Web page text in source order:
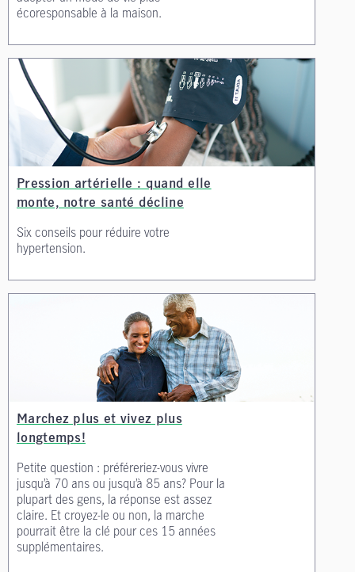
écoresponsable à la maison.
Pression artérielle : quand elle
monte, notre santé décline
Six conseils pour réduire votre
hypertension.
Marchez plus et vivez plus
longtemps!
Petite question : préféreriez-vous vivre
jusqu’à 70 ans ou jusqu’à 85 ans? Pour la
plupart des gens, la réponse est assez
claire. Et croyez-le ou non, la marche
pourrait être la clé pour ces 15 années
supplémentaires.